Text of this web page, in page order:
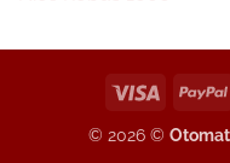
Visa
© 2026 ©